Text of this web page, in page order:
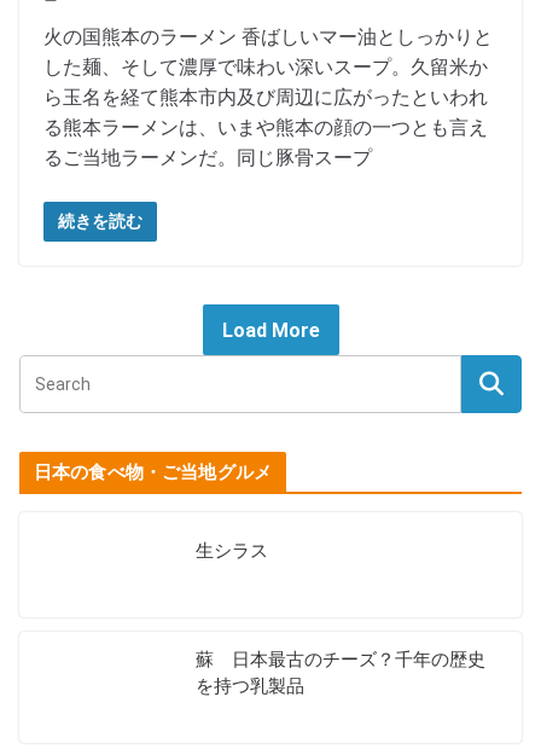
火の国熊本のラーメン 香ばしいマー油としっかりと
した麺、そして濃厚で味わい深いスープ。久留米か
ら玉名を経て熊本市内及び周辺に広がったといわれ
る熊本ラーメンは、いまや熊本の顔の一つとも言え
るご当地ラーメンだ。同じ豚骨スープ
続きを読む
Load More
日本の食べ物・ご当地グルメ
生シラス
蘇 日本最古のチーズ？千年の歴史
を持つ乳製品